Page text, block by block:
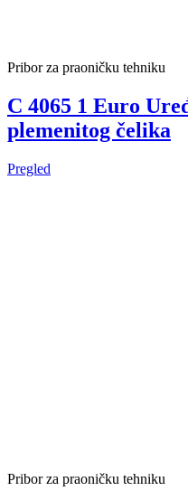
Pribor za praoničku tehniku
C 4065 1 Euro
plemenitog čelika
Pregled
Pribor za praoničku tehniku